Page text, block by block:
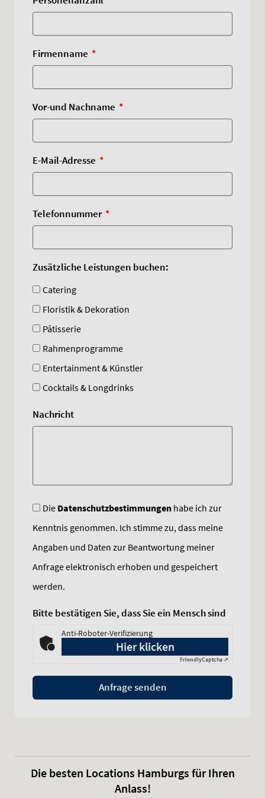
Firmenname
Vor-und Nachname
E-Mail-Adresse
Telefonnummer
Zusätzliche Leistungen buchen:
Catering
Floristik & Dekoration
Pâtisserie
Rahmenprogramme
Entertainment & Künstler
Cocktails & Longdrinks
Nachricht
Die Datenschutzbestimmungen habe ich zur
Kenntnis genommen. Ich stimme zu, dass meine
Angaben und Daten zur Beantwortung meiner
Anfrage elektronisch erhoben und gespeichert
werden.
Bitte bestätigen Sie, dass Sie ein Mensch sind
Anti-Roboter-Verifizierung
Hier klicken
FriendlyCaptcha ⇗
Anfrage senden
Die besten Locations Hamburgs für Ihren
Anlass!